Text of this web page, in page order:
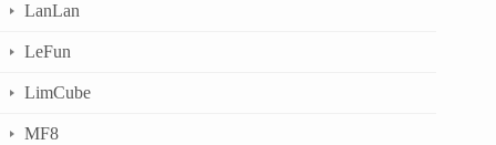
LanLan
LeFun
LimCube
MF8